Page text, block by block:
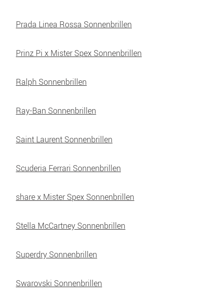
Prada Linea Rossa Sonnenbrillen
Prinz Pi x Mister Spex Sonnenbrillen
Ralph Sonnenbrillen
Ray-Ban Sonnenbrillen
Saint Laurent Sonnenbrillen
Scuderia Ferrari Sonnenbrillen
share x Mister Spex Sonnenbrillen
Stella McCartney Sonnenbrillen
Superdry Sonnenbrillen
Swarovski Sonnenbrillen